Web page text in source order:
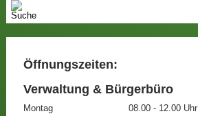
Öffnungszeiten:
Verwaltung & Bürgerbüro
Montag
08.00 - 12.00 Uhr